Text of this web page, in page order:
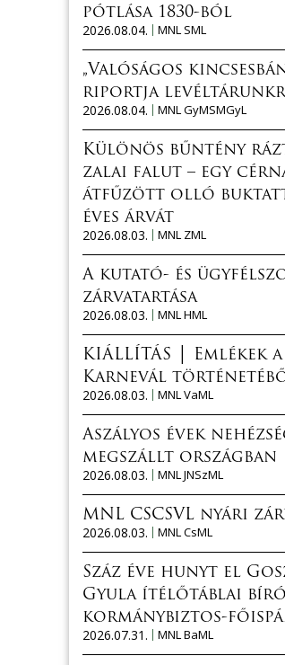
pótlása 1830-ból
2026.08.04.
MNL SML
„Valóságos
riportja
2026.08.04.
MNL GyMSMGyL
Különös bűntény
zalai falut – egy
átfűzött olló
éves árvát
2026.08.03.
MNL ZML
A kutató- és
zárvatartása
2026.08.03.
MNL HML
KIÁLLÍTÁS │ Emlékek
Karnevál történetéből
2026.08.03.
MNL VaML
Aszályos évek
megszállt országban
2026.08.03.
MNL JNSzML
MNL CSCSVL nyári
2026.08.03.
MNL CsML
Száz éve hunyt el
Gyula ítélőtáblai
kormánybiztos-
2026.07.31.
MNL BaML